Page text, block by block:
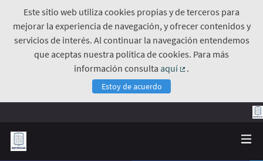
Este sitio web utiliza cookies propias y de terceros para
mejorar la experiencia de navegación, y ofrecer contenidos y
servicios de interés. Al continuar la navegación entendemos
que aceptas nuestra política de cookies. Para más
información consulta aquí
.
Estoy de acuerdo